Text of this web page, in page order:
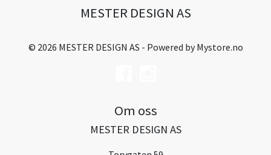
MESTER DESIGN AS
© 2026 MESTER DESIGN AS - Powered byMystore.no
Om oss
MESTER DESIGN AS